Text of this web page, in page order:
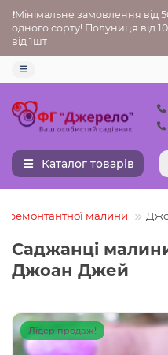
❗Мінімальне замовлення від
одного сорту! Полуниця від
від 1шт
Каталог товарів
ремонтантної малини
Саджанці
Джоан Джей
Лідер продаж!